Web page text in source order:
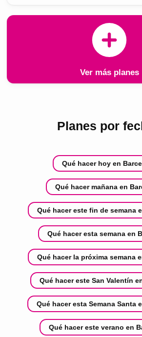
Ver más planes
Planes por
Qué hacer hoy en
Qué hacer mañana en
Qué hacer este fin de semana
Qué hacer esta semana en
Qué hacer la próxima semana
Qué hacer este San Valentín
Qué hacer esta Semana Santa
Qué hacer este verano en